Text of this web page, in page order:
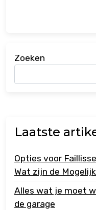
Zoeken
Laatste
Opties voor
Wat zijn de
Alles wat je moet
de garage